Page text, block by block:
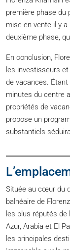
première phase du
mise en vente il y
deuxième phase,
En conclusion,
les investisseurs
de vacances.
minutes du centre
propriétés de
propose un
substantiels
Située au cœur du
balnéaire de
les plus réputés
Azur, Arabia et El
les principales